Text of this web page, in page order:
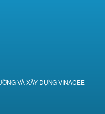
VÀ XÂY DỰNG VINACEE